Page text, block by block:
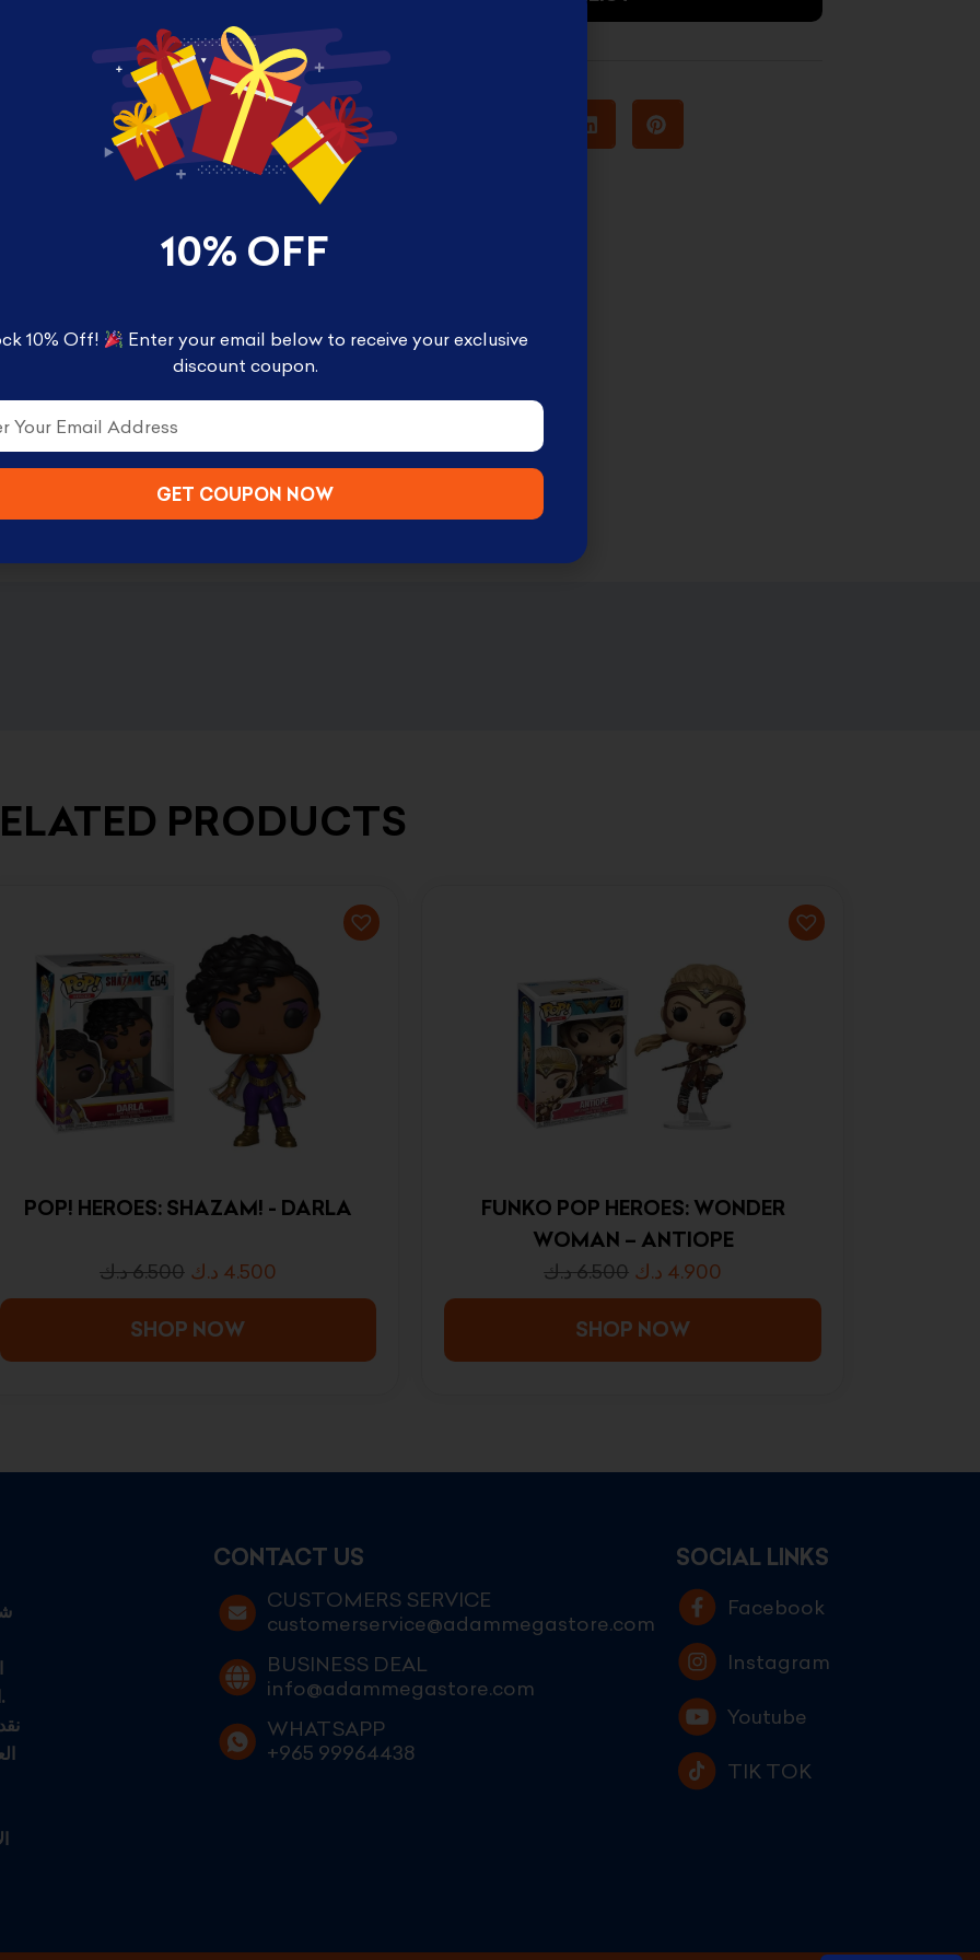
PRODUCTS
POP! HEROES: SHAZAM! - DARLA
6.500د.ك 4.500 د.ك
SHOP NOW
FUNKO POP HEROES: WONDER
WOMAN – ANTIOPE
6.500د.ك 4.900 د.ك
SHOP NOW
الكويتيين الطموحين الساعين إلى التميز في عالم التجارة الحديثة.
CONTACT US
CUSTOMERS SERVICE
customerservice@adammegastore.com
BUSINESS DEAL
info@adammegastore.com
WHATSAPP
+965 99964438
SOCIAL LINKS
Facebook
Instagram
Youtube
TIK TOK
10% OFF
10% Off!
Enter your email below to receive your exclusive
discount coupon.
GET COUPON NOW